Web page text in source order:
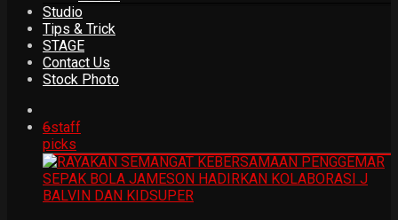
Studio
Tips & Trick
STAGE
Contact Us
Stock Photo
6staff
picks